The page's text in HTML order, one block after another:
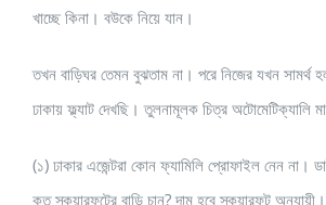
খাচ্ছে কিনা। বউকে নিয়ে যান।
তখন বাড়িঘর তেমন বুঝতাম না। পরে নিজের যখন সামর্থ
ঢাকায় ফ্ল্যাট দেখছি। তুলনামূলক চিত্র অটোমেটিক্যালি
(১) ঢাকার এজেন্টরা কোন ফ্যামিলি প্রোফাইল নেন না।
কত স্কয়ারফুটের বাড়ি চান? দাম হবে স্কয়ারফুট